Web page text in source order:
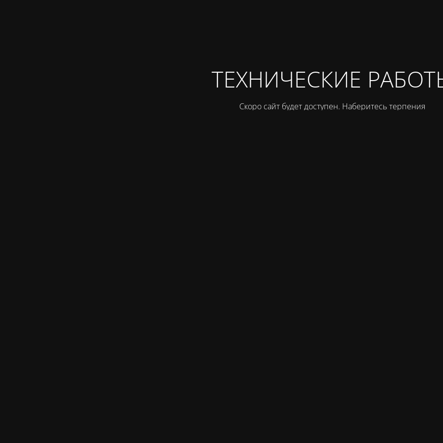
ТЕХНИЧЕСКИЕ
Скоро сайт будет доступен. Наберитесь терпения